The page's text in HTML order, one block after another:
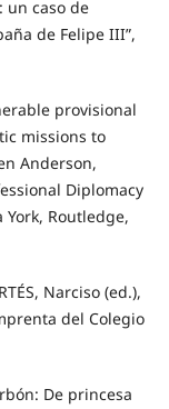
un caso de
de Felipe III”,
provisional
missions to
Anderson,
Diplomacy
Routledge,
Narciso (ed.),
del Colegio
De princesa